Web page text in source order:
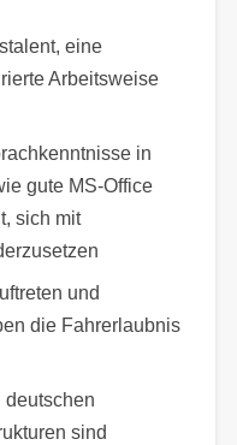
eine
Arbeitsweise
in
gute MS-Office
sich mit
und
die Fahrerlaubnis
deutschen
sind